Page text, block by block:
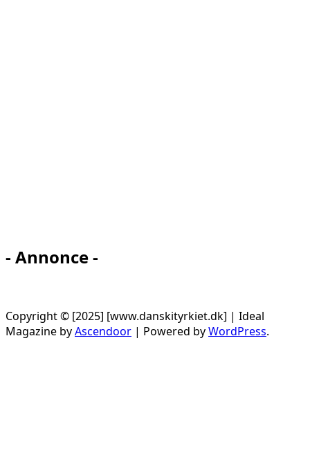
- Annonce -
Copyright © [2025] [www.danskityrkiet.dk] | Ideal
Magazine byAscendoor | Powered byWordPress.